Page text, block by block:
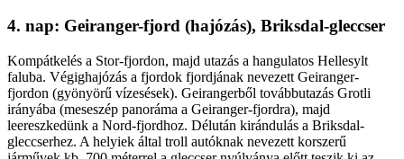
4. nap: Geiranger-fjord (hajózás), Briksdal-gleccser
Kompátkelés a Stor-fjordon, majd utazás a hangulatos Hellesylt
faluba. Végighajózás a fjordok fjordjának nevezett Geiranger-
fjordon (gyönyörű vízesések). Geirangerből továbbutazás Grotli
irányába (meseszép panoráma a Geiranger-fjordra), majd
leereszkedünk a Nord-fjordhoz. Délután kirándulás a Briksdal-
gleccserhez. A helyiek által troll autóknak nevezett korszerű